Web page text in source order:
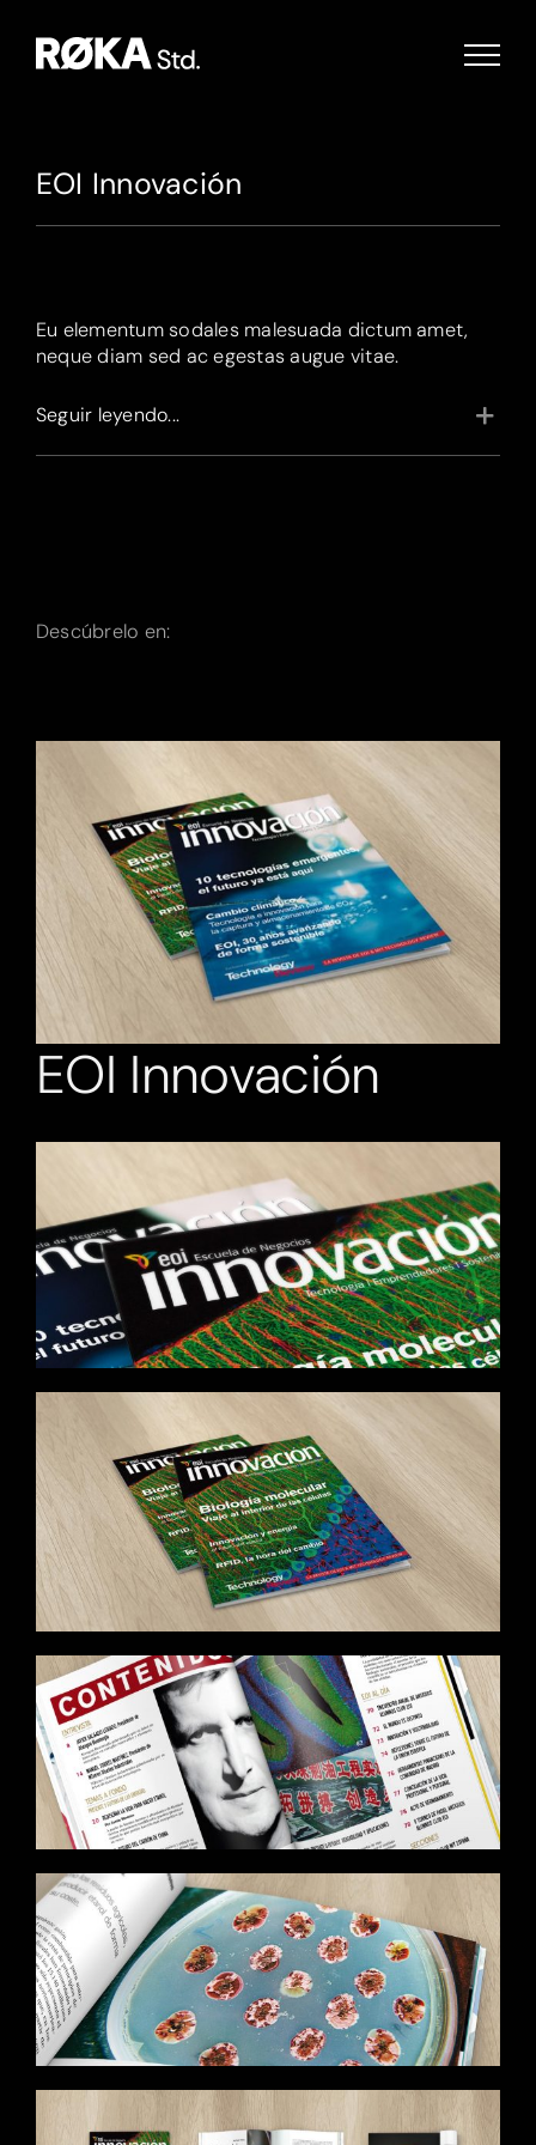
contenido
EOI Innovación
Eu elementum sodales malesuada dictum amet,
neque diam sed ac egestas augue vitae.
Seguir leyendo...
Descúbrelo en:
EOI Innovación